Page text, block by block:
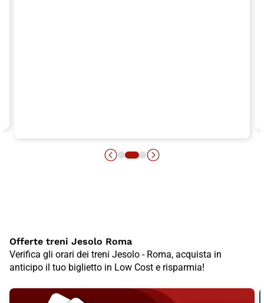
Offerte treni Jesolo Roma
Verifica gli orari dei treni Jesolo - Roma, acquista in
anticipo il tuo biglietto in Low Cost e risparmia!